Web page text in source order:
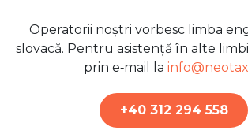
Operatorii noștri vorbesc limba
slovacă. Pentru asistență în alte
prin e‑mail la
+40 312 294 558